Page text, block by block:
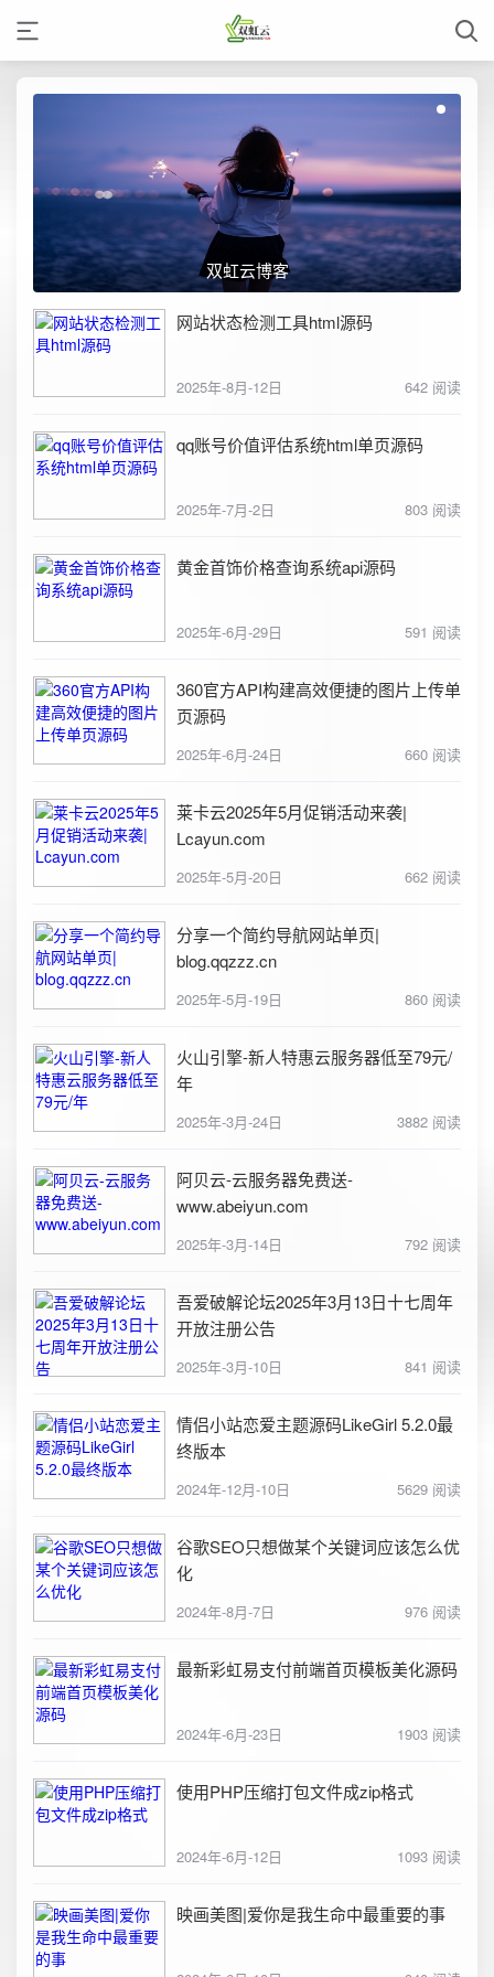
双虹云博客
网站状态检测工具html源码
2025年-8月-12日 642 阅读
qq账号价值评估系统html单页源码
2025年-7月-2日 803 阅读
黄金首饰价格查询系统api源码
2025年-6月-29日 591 阅读
360官方API构建高效便捷的图片上传单
页源码
2025年-6月-24日 660 阅读
莱卡云2025年5月促销活动来袭|
Lcayun.com
2025年-5月-20日 662 阅读
分享一个简约导航网站单页|
blog.qqzzz.cn
2025年-5月-19日 860 阅读
火山引擎-新人特惠云服务器低至79元/
年
2025年-3月-24日 3882 阅读
阿贝云-云服务器免费送-
www.abeiyun.com
2025年-3月-14日 792 阅读
吾爱破解论坛2025年3月13日十七周年
开放注册公告
2025年-3月-10日 841 阅读
情侣小站恋爱主题源码LikeGirl 5.2.0最
终版本
2024年-12月-10日 5629 阅读
谷歌SEO只想做某个关键词应该怎么优
化
2024年-8月-7日 976 阅读
最新彩虹易支付前端首页模板美化源码
2024年-6月-23日 1903 阅读
使用PHP压缩打包文件成zip格式
2024年-6月-12日 1093 阅读
映画美图|爱你是我生命中最重要的事